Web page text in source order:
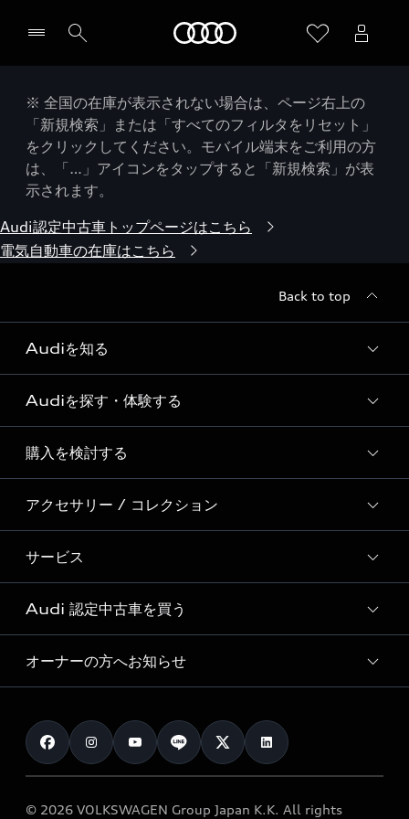
※ 全国の在庫が表示されない場合は、ページ右上の
「新規検索」または「すべてのフィルタをリセット」
をクリックしてください。モバイル端末をご利用の方
は、「…」アイコンをタップすると「新規検索」が表
示されます。
Audi認定中古車トップページはこちら
電気自動車の在庫はこちら
Back to top
Audiを知る
Audi ブランド
Story of Progress
Audi Sport
Formula 1®
デジタルサービス
Audiを探す・体験する
ディーラー検索
新車在庫検索
試乗車・展示車検索
見積り依頼
試乗予約
購入を検討する
モデル一覧
特別仕様モデル / 限定モデル
e-tronラインアップ
価格シミュレーション
車両比較
カタログ一覧
アクセサリー / コレクション
純正アクセサリー
オンラインショップ
Audi collection
アウディナビアプリ
サービス
サービス入庫予約
サービスプログラム
メンテナンス
車検 / 定期点検
e-tronアフターサポート
Audi 認定中古車を買う
Audi認定中古車
クオリティ
保証
メンテナンス
オーナーの方へお知らせ
お知らせ
オーナー様向けキャンペーン
© 2026 VOLKSWAGEN Group Japan K.K. All rights